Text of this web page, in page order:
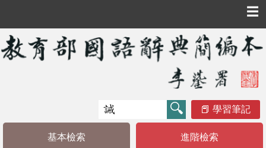
☰
學習筆記
基本檢索 進階檢索